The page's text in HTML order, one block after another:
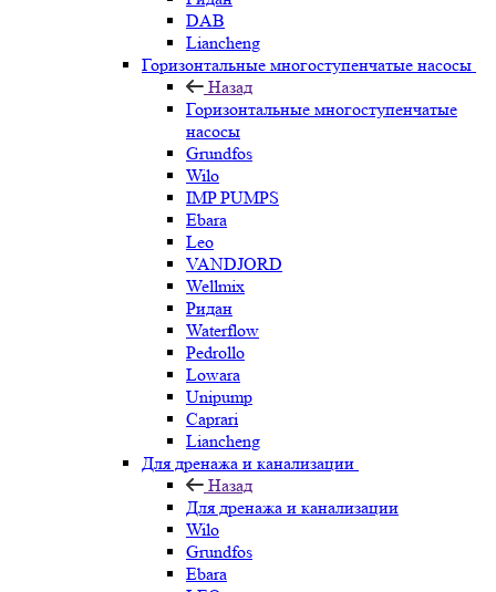
DAB
Liancheng
Горизонтальные многоступенчатые насосы
Назад
Горизонтальные многоступенчатые
насосы
Grundfos
Wilo
IMP PUMPS
Ebara
Leo
VANDJORD
Wellmix
Ридан
Waterflow
Pedrollo
Lowara
Unipump
Caprari
Liancheng
Для дренажа и канализации
Назад
Для дренажа и канализации
Wilo
Grundfos
Ebara